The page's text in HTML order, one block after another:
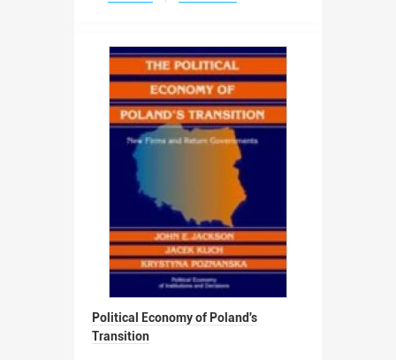
Political Economy of Poland's
Transition